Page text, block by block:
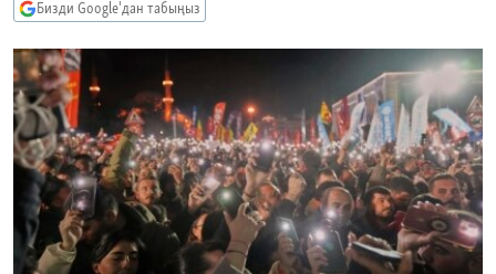
ДАНИСТЕ
ЭЖЕ-СИҢДИЛЕР
АЗАТТЫК+
ЫҢГАЙСЫЗ СУРООЛОР
Русский
ОНЛАЙН ШЕРИНЕ
ЭЕ/АРнун бардык сайттары
Бизди Google'дан табыңыз